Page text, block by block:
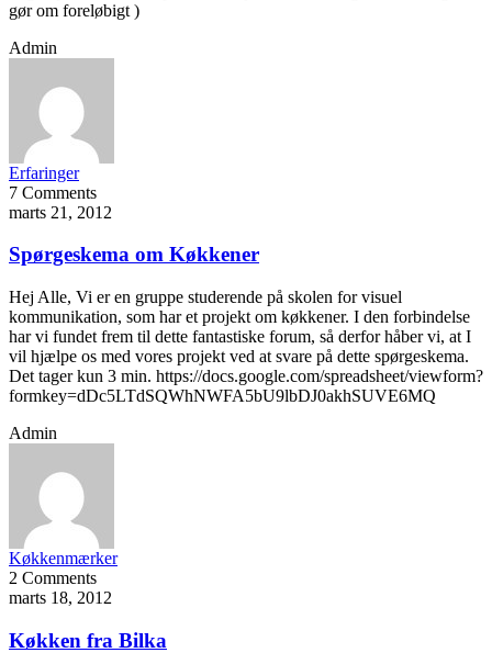
gør om foreløbigt )
Admin
Erfaringer
7 Comments
marts 21, 2012
Spørgeskema om Køkkener
Hej Alle, Vi er en gruppe studerende på skolen for visuel
kommunikation, som har et projekt om køkkener. I den forbindelse
har vi fundet frem til dette fantastiske forum, så derfor håber vi, at I
vil hjælpe os med vores projekt ved at svare på dette spørgeskema.
Det tager kun 3 min. https://docs.google.com/spreadsheet/viewform?
formkey=dDc5LTdSQWhNWFA5bU9lbDJ0akhSUVE6MQ
Admin
Køkkenmærker
2 Comments
marts 18, 2012
Køkken fra Bilka